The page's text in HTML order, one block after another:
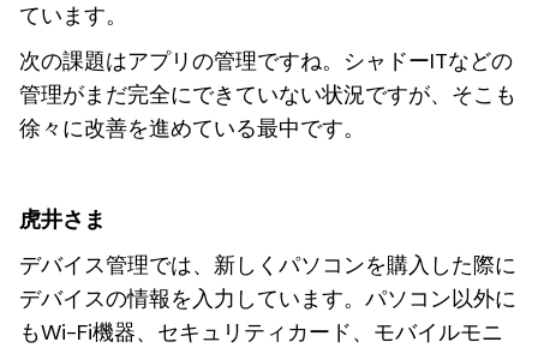
ています。
次の課題はアプリの管理ですね。シャドーITなどの
管理がまだ完全にできていない状況ですが、そこも
徐々に改善を進めている最中です。
虎井さま
デバイス管理では、新しくパソコンを購入した際に
デバイスの情報を入力しています。パソコン以外に
もWi-Fi機器、セキュリティカード、モバイルモニ